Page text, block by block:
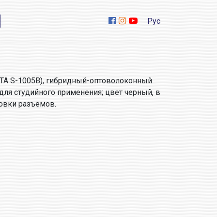
Рус
S-1005B), гибридный-оптоволоконный
студийного применения; цвет черный, в
разъемов.